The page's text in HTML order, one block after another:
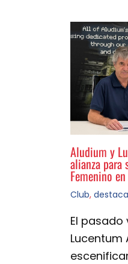
Aludium y
alianza para
Femenino
Club,
El pasado
Lucentum